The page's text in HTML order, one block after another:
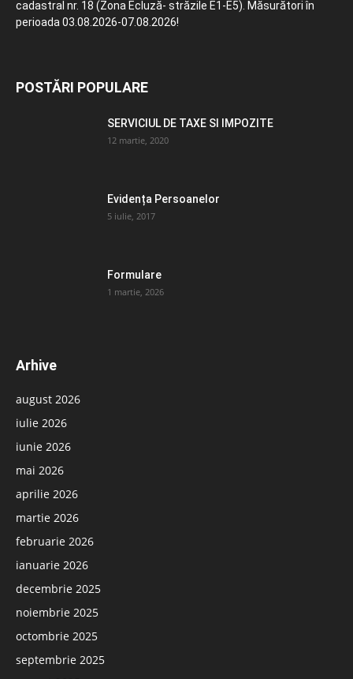
cadastral nr. 18 (Zona Ecluză- străzile E1-E5). Măsurători în
perioada 03.08.2026-07.08.2026!
POSTĂRI POPULARE
SERVICIUL DE TAXE SI IMPOZITE
12 martie, 2020
Evidența Persoanelor
5 iulie, 2017
Formulare
1 martie, 2026
Arhive
august 2026
iulie 2026
iunie 2026
mai 2026
aprilie 2026
martie 2026
februarie 2026
ianuarie 2026
decembrie 2025
noiembrie 2025
octombrie 2025
septembrie 2025